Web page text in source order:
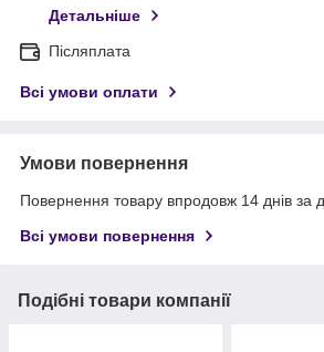
Детальніше
Післяплата
Всі умови оплати
Умови повернення
Повернення товару впродовж 14 днів за
Всі умови повернення
Подібні товари компанії